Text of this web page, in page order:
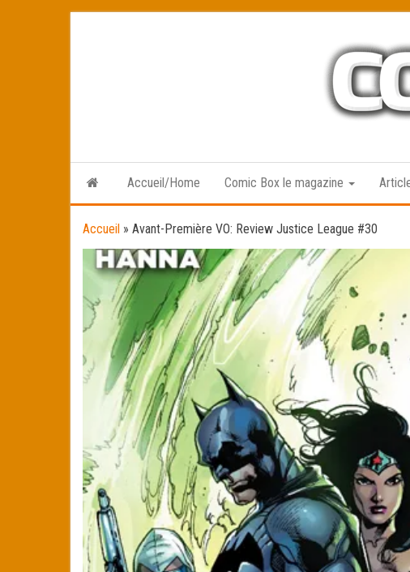
Accueil/Home Comic Box le magazine
Accueil » Avant-Première VO: Review Justice League #30